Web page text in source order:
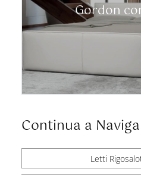
Gordon
Continua a
Letti